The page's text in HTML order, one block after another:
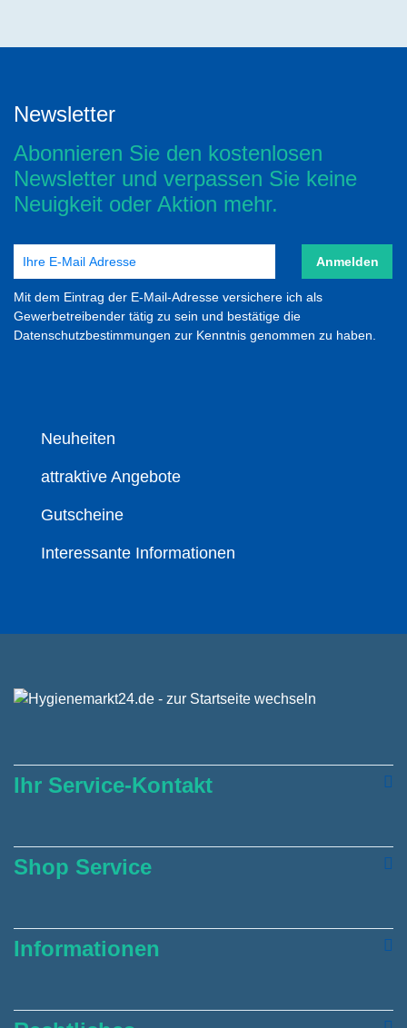
Newsletter
Abonnieren Sie den kostenlosen
Newsletter und verpassen Sie keine
Neuigkeit oder Aktion mehr.
Anmelden
Mit dem Eintrag der E-Mail-Adresse versichere ich als
Gewerbetreibender tätig zu sein und bestätige die
Datenschutzbestimmungen zur Kenntnis genommen zu haben.
Neuheiten
attraktive Angebote
Gutscheine
Interessante Informationen
Ihr Service-Kontakt
Shop Service
Informationen